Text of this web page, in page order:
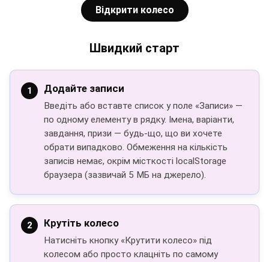
Відкрити колесо
Швидкий старт
Додайте записи
Введіть або вставте список у поле «Записи» —
по одному елементу в рядку. Імена, варіанти,
завдання, призи — будь-що, що ви хочете
обрати випадково. Обмеження на кількість
записів немає, окрім місткості localStorage
браузера (зазвичай 5 МБ на джерело).
Крутіть колесо
Натисніть кнопку «Крутити колесо» під
колесом або просто клацніть по самому